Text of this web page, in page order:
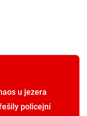
u jezera
policejní